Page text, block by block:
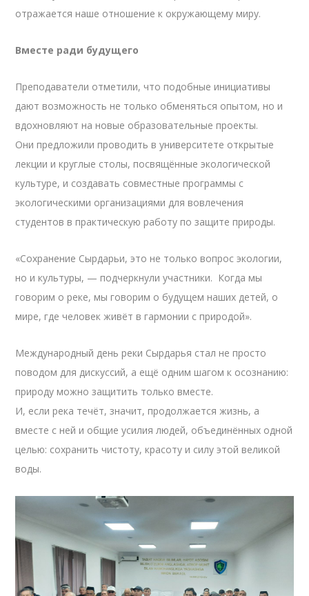
отражается наше отношение к окружающему миру.
Вместе ради будущего
Преподаватели отметили, что подобные инициативы
дают возможность не только обменяться опытом, но и
вдохновляют на новые образовательные проекты.
Они предложили проводить в университете открытые
лекции и круглые столы, посвящённые экологической
культуре, и создавать совместные программы с
экологическими организациями для вовлечения
студентов в практическую работу по защите природы.
«Сохранение Сырдарьи, это не только вопрос экологии,
но и культуры, — подчеркнули участники. Когда мы
говорим о реке, мы говорим о будущем наших детей, о
мире, где человек живёт в гармонии с природой».
Международный день реки Сырдарья стал не просто
поводом для дискуссий, а ещё одним шагом к осознанию:
природу можно защитить только вместе.
И, если река течёт, значит, продолжается жизнь, а
вместе с ней и общие усилия людей, объединённых одной
целью: сохранить чистоту, красоту и силу этой великой
воды.